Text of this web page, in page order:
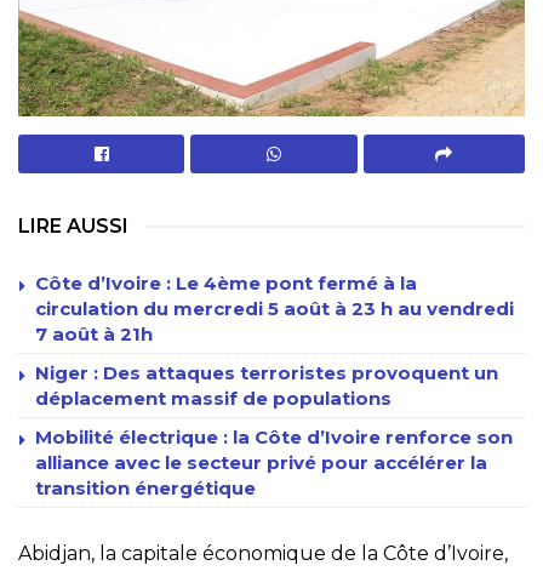
LIRE AUSSI
Côte d’Ivoire : Le 4ème pont fermé à la
circulation du mercredi 5 août à 23 h au vendredi
7 août à 21h
Niger : Des attaques terroristes provoquent un
déplacement massif de populations
Mobilité électrique : la Côte d’Ivoire renforce son
alliance avec le secteur privé pour accélérer la
transition énergétique
Abidjan, la capitale économique de la Côte d’Ivoire,